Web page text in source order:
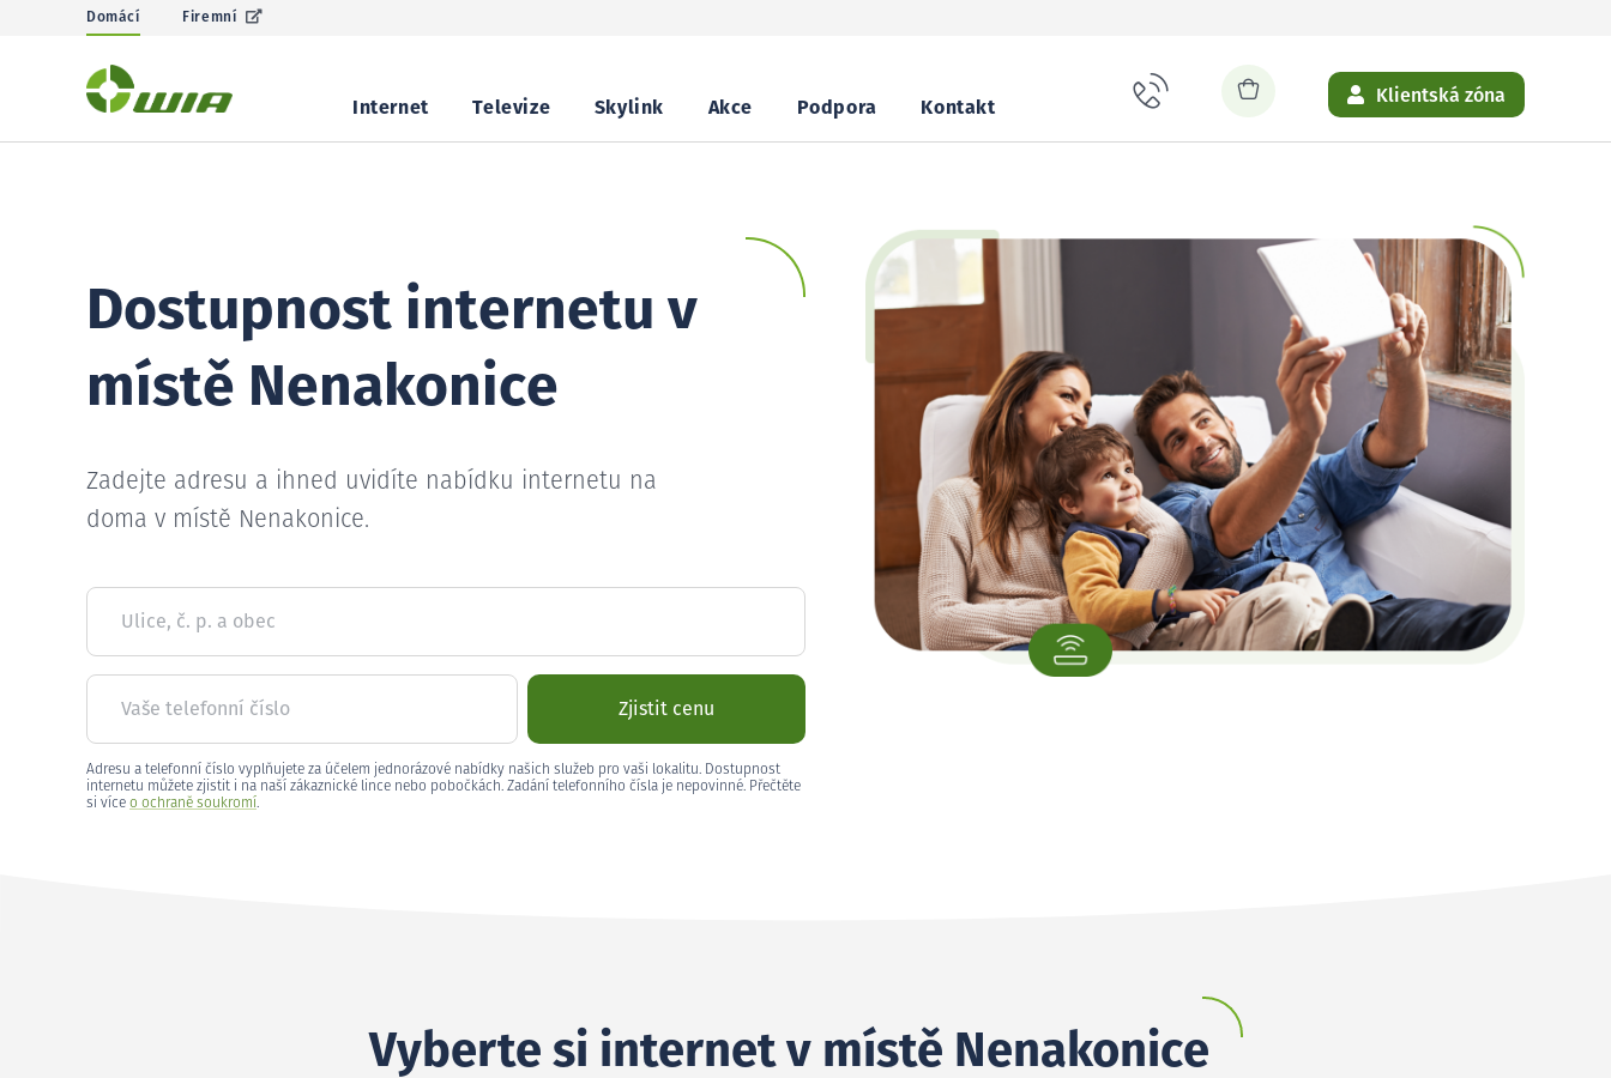
Domácí Firemní
Internet Televize Skylink Akce Podpora Kontakt
Klientská zóna
Dostupnost internetu v
místě Nenakonice
Zadejte adresu a ihned uvidíte nabídku internetu na
doma v místě Nenakonice.
Ulice, č. p. a obec
Vaše telefonní číslo Zjistit cenu
Adresu a telefonní číslo vyplňujete za účelem jednorázové nabídky našich služeb pro vaši lokalitu. Dostupnost
internetu můžete zjistit i na naší zákaznické lince nebo pobočkách. Zadání telefonního čísla je nepovinné. Přečtěte
si více o ochraně soukromí.
Vyberte si internet v místě Nenakonice